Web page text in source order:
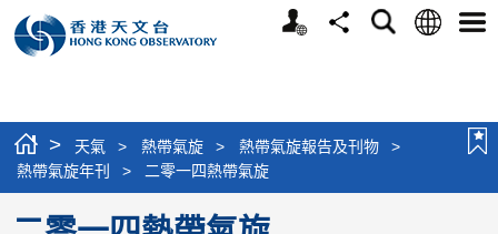
個
分
搜
語
選
> 天氣 > 熱帶氣旋 > 熱帶氣旋報告及刊物
>
熱帶氣旋年刊
> 二零一四熱帶氣旋